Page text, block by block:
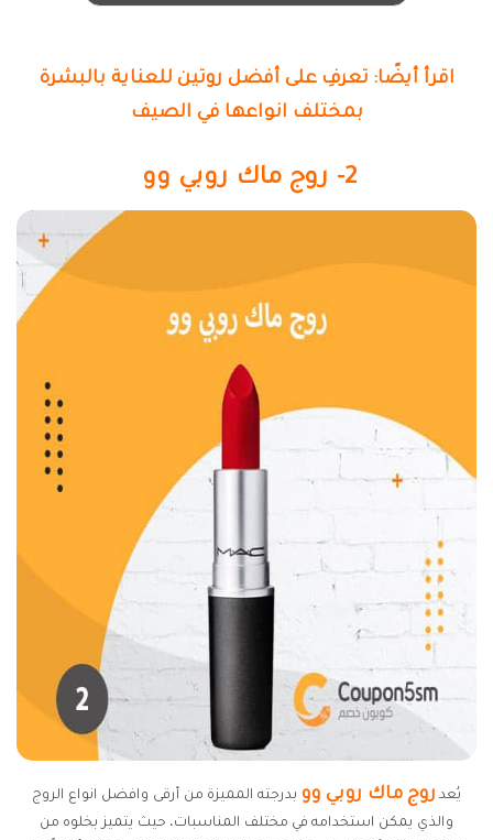
اقرأ أيضًا: تعرفِ على أفضل روتين للعناية بالبشرة
بمختلف انواعها في الصيف
2- روج ماك روبي وو
يُعد روج ماك روبي وو بدرجته المميزة من أرقى وافضل انواع الروج
والذي يمكن استخدامه في مختلف المناسبات، حيث يتميز بخلوه من